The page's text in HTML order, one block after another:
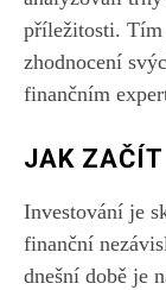
příležitosti. Tím
zhodnocení
finančním
JAK
Investování je
finanční
dnešní době je